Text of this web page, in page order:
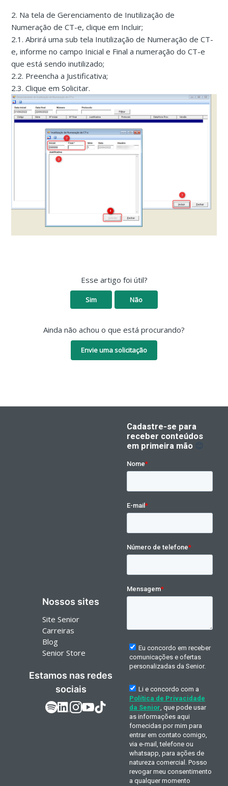
2. Na tela de Gerenciamento de Inutilização de
Numeração de CT-e, clique em Incluir;
2.1. Abrirá uma sub tela Inutilização de Numeração de CT-
e, informe no campo Inicial e Final a numeração do CT-e
que está sendo inutilizado;
2.2. Preencha a Justificativa;
2.3. Clique em Solicitar.
Esse artigo foi útil?
Sim Não
Ainda não achou o que está procurando?
Envie uma solicitação
Nossos sites
Site Senior
Carreiras
Blog
Senior Store
Estamos nas redes
sociais